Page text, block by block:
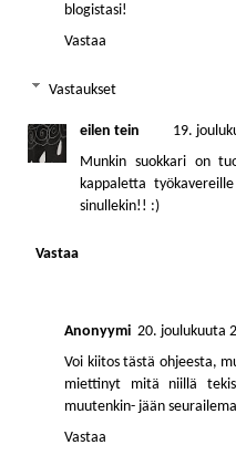
blogistasi!
Vastaa
Vastaukset
eilen tein
19.
Munkin suokkari on
kappaletta
sinullekin!! :)
Vastaa
Anonyymi 20. joulukuuta
Voi kiitos tästä ohjeesta,
miettinyt mitä niillä
muutenkin- jään
Vastaa